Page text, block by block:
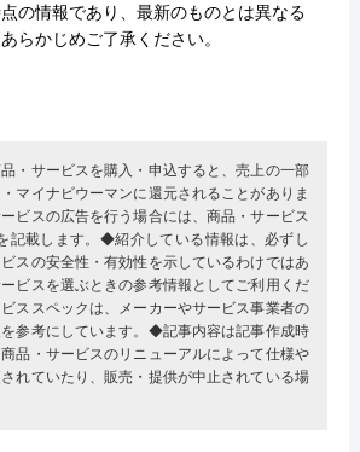
の情報であり、最新のものとは異なる
らかじめご了承ください。
・サービスを購入・申込すると、売上の一部
マイナビウーマンに還元されることがありま
ビスの広告を行う場合には、商品・サービス
記載します。◆紹介している情報は、必ずし
スの安全性・有効性を示しているわけではあ
ビスを選ぶときの参考情報としてご利用くだ
ススペックは、メーカーやサービス事業者の
参考にしています。◆記事内容は記事作成時
品・サービスのリニューアルによって仕様や
れていたり、販売・提供が中止されている場